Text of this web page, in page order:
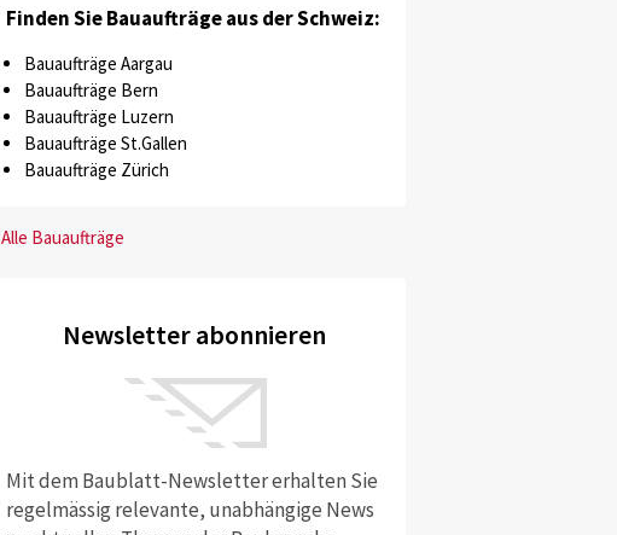
Finden Sie Bauaufträge aus der Schweiz:
Bauaufträge Aargau
Bauaufträge Bern
Bauaufträge Luzern
Bauaufträge St.Gallen
Bauaufträge Zürich
Alle Bauaufträge
Newsletter abonnieren
Mit dem Baublatt-Newsletter erhalten Sie
regelmässig relevante, unabhängige News